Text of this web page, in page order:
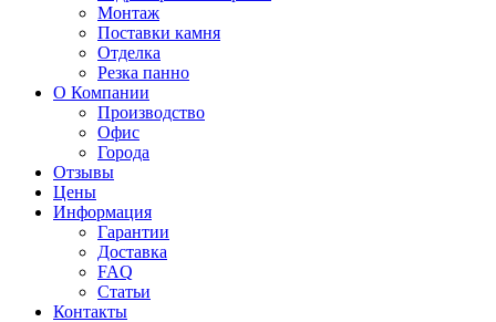
Монтаж
Поставки камня
Отделка
Резка панно
О Компании
Производство
Офис
Города
Отзывы
Цены
Информация
Гарантии
Доставка
FAQ
Статьи
Контакты